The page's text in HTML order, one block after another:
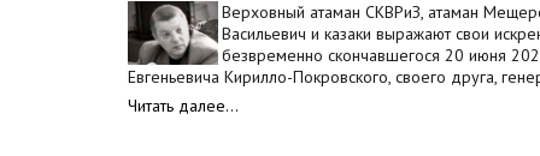
Верховный атаман СКВРиЗ, атаман
Васильевич и казаки выражают свои
безвременно скончавшегося 20 июня
Евгеньевича Кирилло-Покровского, своего друга,
Читать далее…